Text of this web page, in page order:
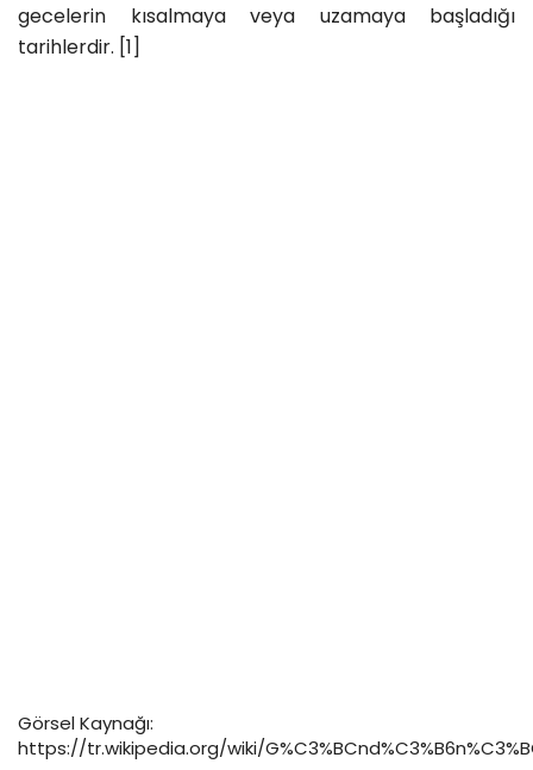
gecelerin kısalmaya veya uzamaya başladığı
tarihlerdir. [1]
Görsel Kaynağı:
https://tr.wikipedia.org/wiki/